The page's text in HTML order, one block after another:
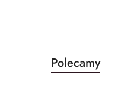
Pomiń karuzelę
Produkty
o
Polecamy